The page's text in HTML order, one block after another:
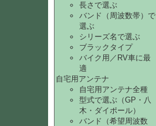
長さで選ぶ
バンド（周波数帯）で
選ぶ
シリーズ名で選ぶ
ブラックタイプ
バイク用／RV車に最
適
自宅用アンテナ
自宅用アンテナ全種
型式で選ぶ（GP・八
木・ダイポール）
バンド（希望周波数